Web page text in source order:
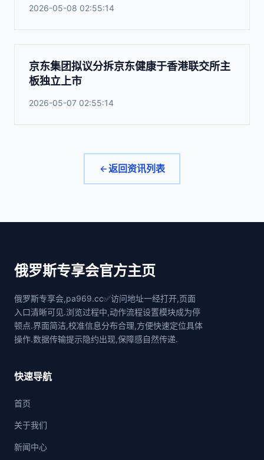
2026-05-08 02:55:14
京东集团拟议分拆京东健康于香港联交所主
板独立上市
2026-05-07 02:55:14
返回资讯列表
俄罗斯专享会官方主页
俄罗斯专享会,pa969.cc✅访问地址一经打开,页面
入口清晰可见.浏览过程中,动作流程设置模块成为停
顿点.界面简洁,校准信息分布合理,方便快速定位具体
操作.数据传输提示隐约出现,保障感自然传递.
快速导航
首页
关于我们
新闻中心